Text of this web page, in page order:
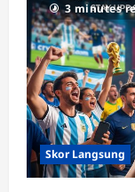
3 minutes
Skor Langsung